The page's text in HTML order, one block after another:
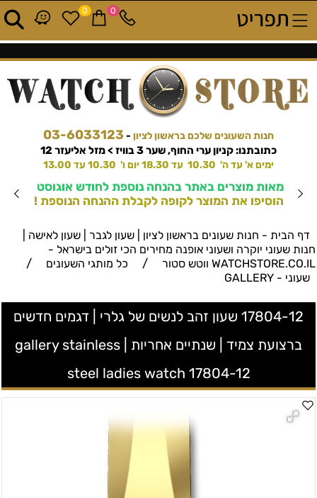
חנות השעונים שלכם בראשון לציון -
03-6033123
כתובתנו: קניון ערי החוף, שער 3 בוויז > מזל אליעזר 12
ימים א' עד ה' 10.30 עד 18.30 יום ו' 10.30 עד 13.00
מאות מוצרים באתר בהנחה נוספת לחודש אוגוסט
הוסיפו את המוצר לקופה לקבלת ההנחה הנוספת !
0 0
דף הבית - חנות שעונים בראשון לציון | שעון לגבר | שעון לאישה |
חנות שעוני יוקרה ושעוני אופנה מחירים הכי זולים בישראל -
WATCHSTORE.CO.IL ווטש סטור
/ כל מותגי השעונים /
שעוני - GALLERY
17804-12 שעון זהב לנשים של גלרי | דגמים חדשים
ברצועת צמיד | שנתיים אחריות | gallery stainless
steel ladies watch 17804-12